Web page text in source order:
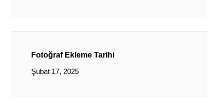
Fotoğraf Ekleme Tarihi
Şubat 17, 2025